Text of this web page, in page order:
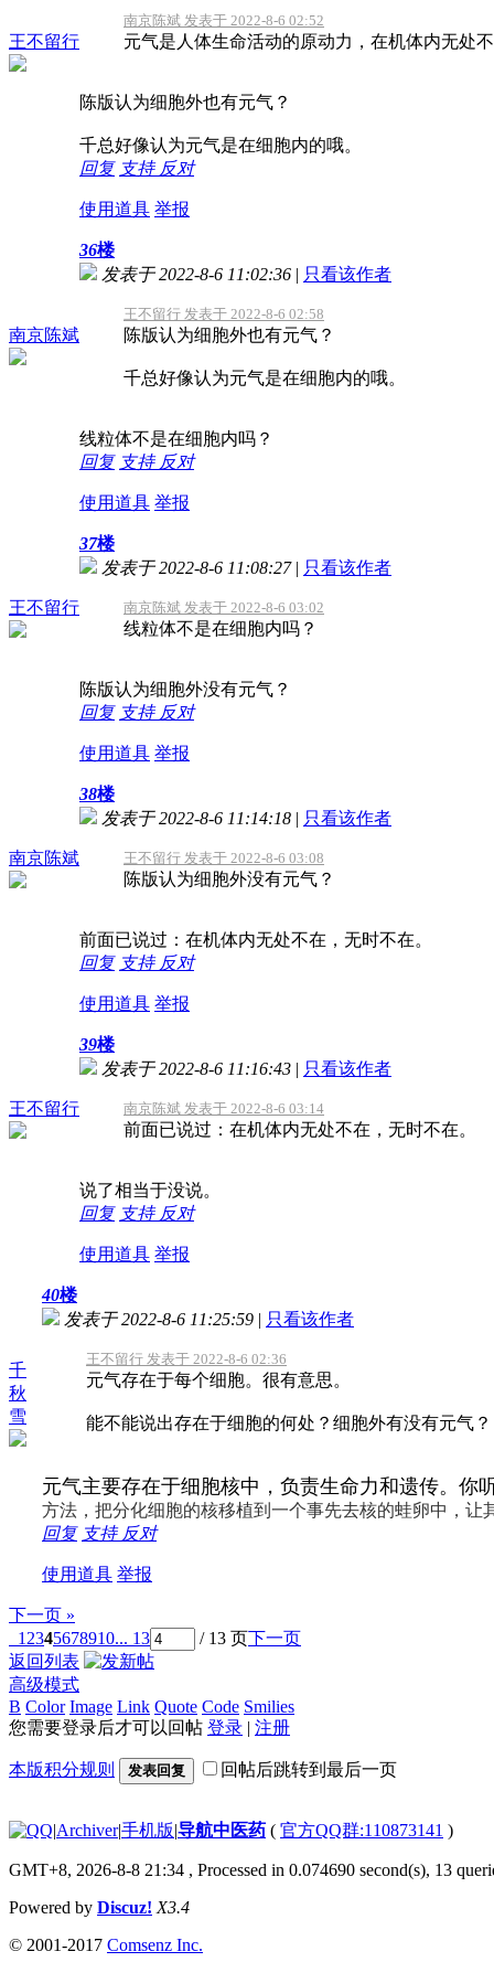
王不留行
南京陈斌 发表于 2022-8-6 02:52
元气是人体生命活动的原动力，在机体内无处
陈版认为细胞外也有元气？
千总好像认为元气是在细胞内的哦。
回复 支持 反对
使用道具 举报
南京陈斌
36楼
发表于 2022-8-6 11:02:36 | 只看该作者
王不留行 发表于 2022-8-6 02:58
陈版认为细胞外也有元气？
千总好像认为元气是在细胞内的哦。
线粒体不是在细胞内吗？
回复 支持 反对
使用道具 举报
王不留行
37楼
发表于 2022-8-6 11:08:27 | 只看该作者
南京陈斌 发表于 2022-8-6 03:02
线粒体不是在细胞内吗？
陈版认为细胞外没有元气？
回复 支持 反对
使用道具 举报
南京陈斌
38楼
发表于 2022-8-6 11:14:18 | 只看该作者
王不留行 发表于 2022-8-6 03:08
陈版认为细胞外没有元气？
前面已说过：在机体内无处不在，无时不在。
回复 支持 反对
使用道具 举报
王不留行
39楼
发表于 2022-8-6 11:16:43 | 只看该作者
南京陈斌 发表于 2022-8-6 03:14
前面已说过：在机体内无处不在，无时不在。
说了相当于没说。
回复 支持 反对
使用道具 举报
千
秋
雪
40楼
发表于 2022-8-6 11:25:59 | 只看该作者
王不留行 发表于 2022-8-6 02:36
元气存在于每个细胞。很有意思。
能不能说出存在于细胞的何处？细胞外有没有元气？
元气主要存在于细胞核中，负责生命力和遗传。你
方法，把分化细胞的核移植到一个事先去核的蛙卵中，让
回复 支持 反对
使用道具 举报
下一页 »
1 2345678910... 13 / 13 页下一页
返回列表
高级模式
B Color Image Link Quote Code Smilies
您需要登录后才可以回帖 登录 | 注册
本版积分规则 发表回复 回帖后跳转到最后一页
|Archiver|手机版|导航中医药 ( 官方QQ群:110873141 )
GMT+8, 2026-8-8 21:34 , Processed in 0.074690 second(s), 13
Powered by Discuz! X3.4
© 2001-2017 Comsenz Inc.